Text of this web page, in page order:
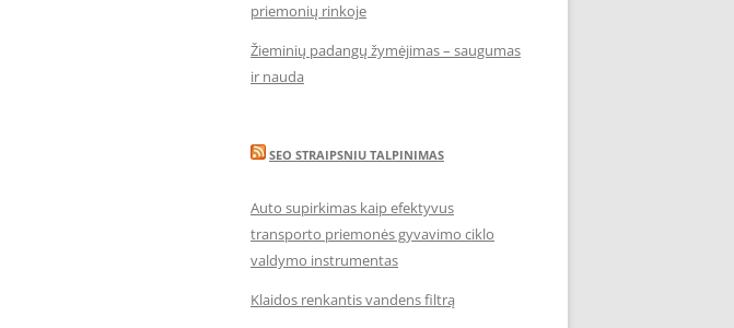
priemonių rinkoje
Žieminių padangų žymėjimas – saugumas
ir nauda
SEO STRAIPSNIU TALPINIMAS
Auto supirkimas kaip efektyvus
transporto priemonės gyvavimo ciklo
valdymo instrumentas
Klaidos renkantis vandens filtrą